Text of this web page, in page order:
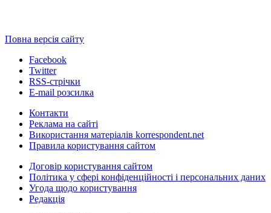
Повна версія сайту
Facebook
Twitter
RSS-стрічки
E-mail розсилка
Контакти
Реклама на сайті
Використання матеріалів korrespondent.net
Правила користування сайтом
Договір користування сайтом
Політика у сфері конфіденційності і персональних даних
Угода щодо користування
Редакція